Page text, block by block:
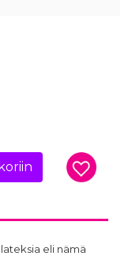
eli nämä